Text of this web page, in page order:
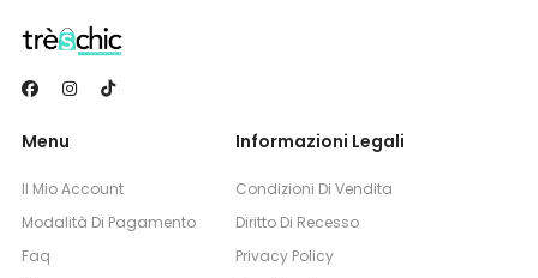
Menu
Il Mio Account
Modalità Di Pagamento
Faq
Informazioni Legali
Condizioni Di Vendita
Diritto Di Recesso
Privacy Policy